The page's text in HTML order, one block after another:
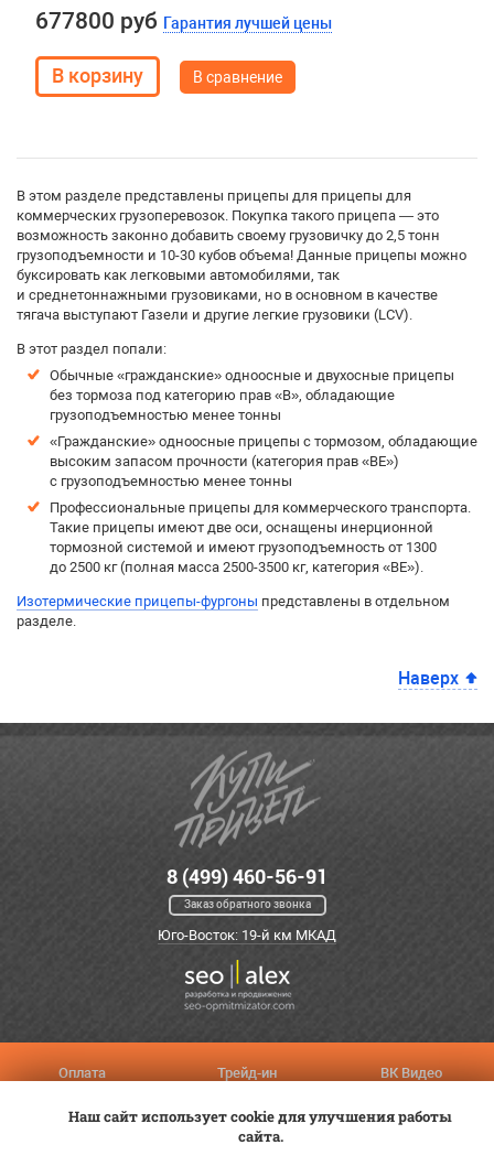
677800 руб Гарантия лучшей цены
В сравнение
В этом разделе представлены прицепы для прицепы для
коммерческих грузоперевозок. Покупка такого прицепа — это
возможность законно добавить своему грузовичку до 2,5 тонн
грузоподъемности и 10-30 кубов объема! Данные прицепы можно
буксировать как легковыми автомобилями, так
и среднетоннажными грузовиками, но в основном в качестве
тягача выступают Газели и другие легкие грузовики (LCV).
В этот раздел попали:
Обычные «гражданские» одноосные и двухосные прицепы
без тормоза под категорию прав «B», обладающие
грузоподъемностью менее тонны
«Гражданские» одноосные прицепы с тормозом, обладающие
высоким запасом прочности (категория прав «BE»)
с грузоподъемностью менее тонны
Профессиональные прицепы для коммерческого транспорта.
Такие прицепы имеют две оси, оснащены инерционной
тормозной системой и имеют грузоподъемность от 1300
до 2500 кг (полная масса 2500-3500 кг, категория «BE»).
Изотермические прицепы-фургоны представлены в отдельном
разделе.
Наверх
8 (499) 460-56-91
Заказ обратного звонка
Юго-Восток: 19-й км МКАД
Оплата
Трейд-ин
Статьи
ВК Видео
Наш сайт использует cookie для улучшения работы
сайта.